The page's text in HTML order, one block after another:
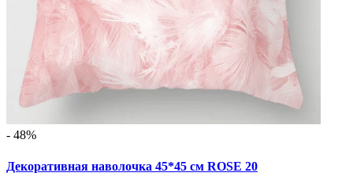
- 48%
Декоративная наволочка 45*45 см ROSE 20